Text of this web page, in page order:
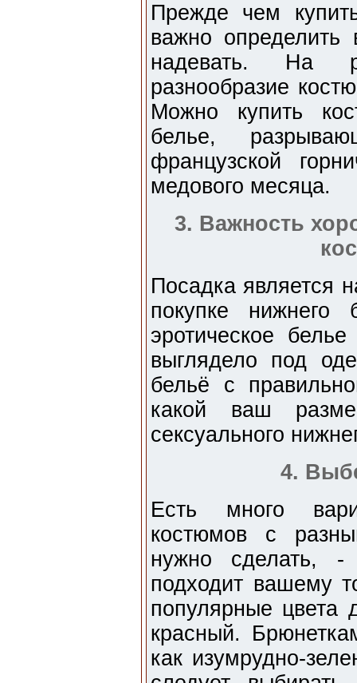
Прежде чем
важно определить
надевать. На
разнообразие
Можно купить
белье,
французской
медового месяца.
3. Важность
Посадка является
покупке нижнего
эротическое
выглядело под
бельё с
какой ваш
сексуального
4.
Есть много
костюмов с
нужно сделать, -
подходит вашему
популярные
красный.
как изумрудно-